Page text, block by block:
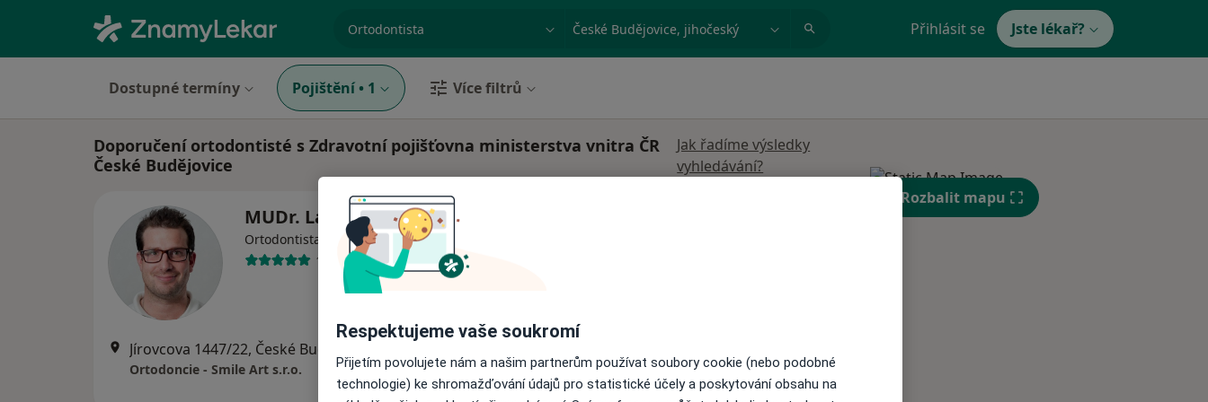
specializace, nemoc nebo příjmeníMěsto nebo region Přihlásit se Jste lékař?
Dostupné termíny Pojištění • 1 Více filtrů
Doporučení ortodontisté s Zdravotní pojišťovna ministerstva vnitra ČR
České Budějovice
Jak řadíme výsledky
vyhledávání?
MUDr. Ladislav Bernát
Ortodontista Více
1 názor
Jírovcova 1447/22, České Budějovice
Ortodoncie - Smile Art s.r.o.
St Čt
Rozbalit mapu
Respektujeme vaše soukromí
Přijetím povolujete nám a našim partnerům používat soubory cookie (nebo podobné
technologie) ke shromažďování údajů pro statistické účely a poskytování obsahu na